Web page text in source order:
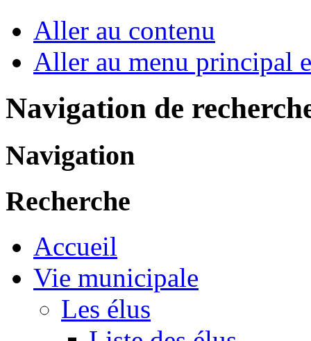
Aller au contenu
Aller au menu principal
Navigation de
Navigation
Recherche
Accueil
Vie municipale
Les élus